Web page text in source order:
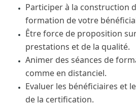
Participer à la construction
formation de votre
Être force de proposition
prestations et de la qualité.
Animer des séances de
comme en distanciel.
Evaluer les bénéficiaires et
de la certification.